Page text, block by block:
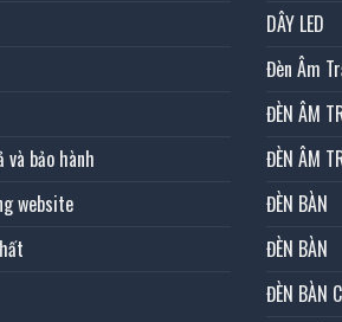
và bảo hành
website
DÂY LED
Đèn Âm
ĐÈN ÂM
ĐÈN ÂM
ĐÈN BÀN
ĐÈN BÀN
ĐÈN BÀN